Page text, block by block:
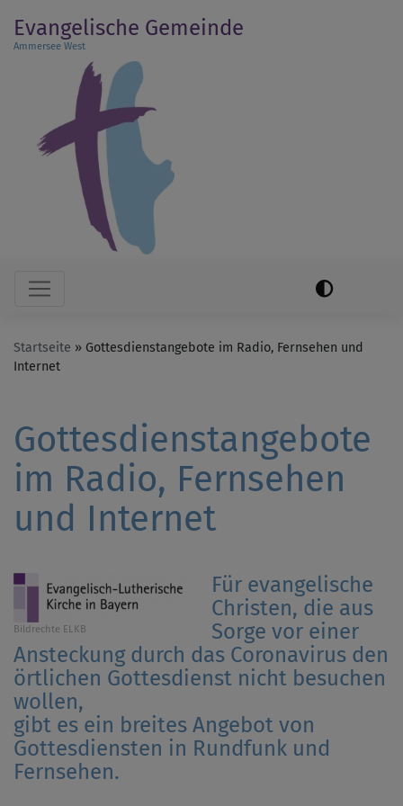
zum
Inhalt
Evangelische Gemeinde
Ammersee West
Hauptnavigation
Startseite
Gottesdienstangebote im Radio, Fernsehen und
Internet
Gottesdienstangebote
im Radio, Fernsehen
und Internet
Bildrechte ELKB
Für evangelische
Christen, die aus
Sorge vor einer
Ansteckung durch das Coronavirus den
örtlichen Gottesdienst nicht besuchen
wollen,
gibt es ein breites Angebot von
Gottesdiensten in Rundfunk und
Fernsehen.